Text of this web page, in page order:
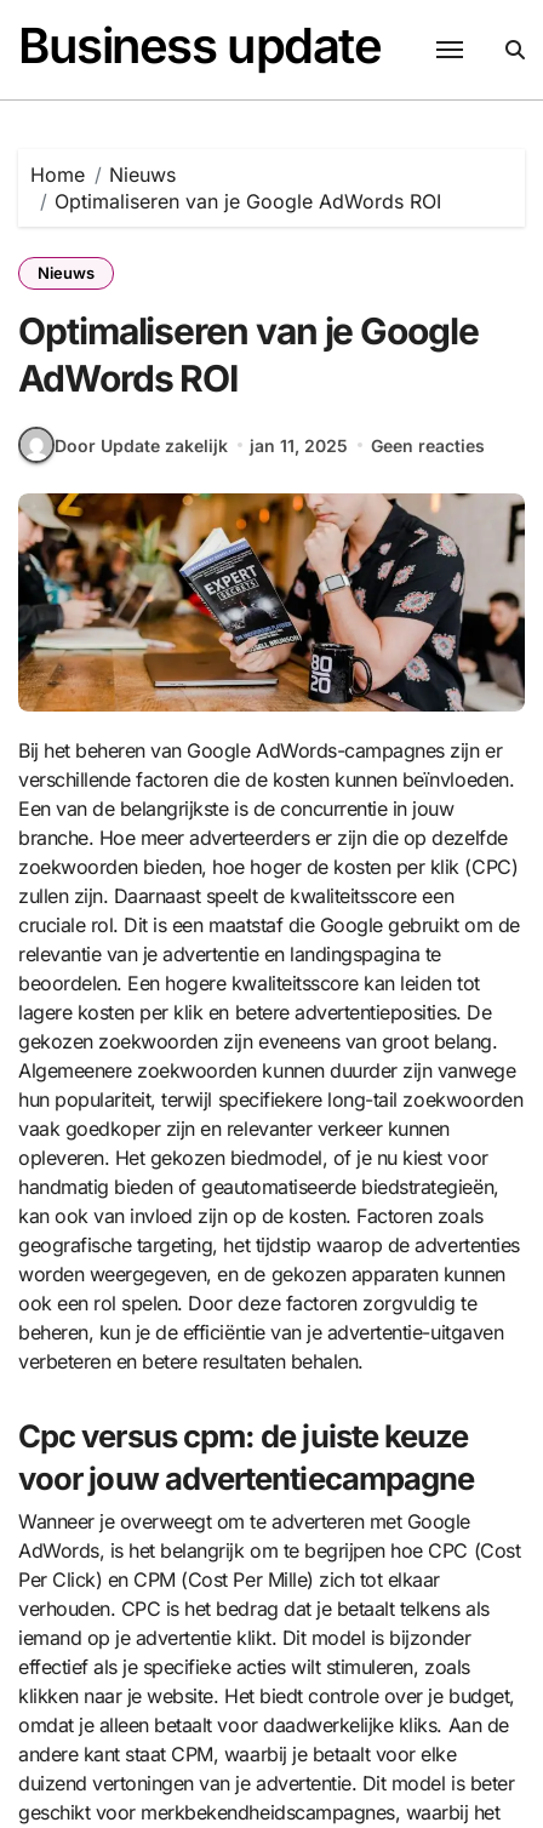
inhoud
Business update
Home
Nieuws
Optimaliseren van je Google AdWords ROI
Nieuws
Optimaliseren van je Google
AdWords ROI
Door Update zakelijk jan 11, 2025 Geen reacties
Bij het beheren van Google AdWords-campagnes zijn er
verschillende factoren die de kosten kunnen beïnvloeden.
Een van de belangrijkste is de concurrentie in jouw
branche. Hoe meer adverteerders er zijn die op dezelfde
zoekwoorden bieden, hoe hoger de kosten per klik (CPC)
zullen zijn. Daarnaast speelt de kwaliteitsscore een
cruciale rol. Dit is een maatstaf die Google gebruikt om de
relevantie van je advertentie en landingspagina te
beoordelen. Een hogere kwaliteitsscore kan leiden tot
lagere kosten per klik en betere advertentieposities. De
gekozen zoekwoorden zijn eveneens van groot belang.
Algemeenere zoekwoorden kunnen duurder zijn vanwege
hun populariteit, terwijl specifiekere long-tail zoekwoorden
vaak goedkoper zijn en relevanter verkeer kunnen
opleveren. Het gekozen biedmodel, of je nu kiest voor
handmatig bieden of geautomatiseerde biedstrategieën,
kan ook van invloed zijn op de kosten. Factoren zoals
geografische targeting, het tijdstip waarop de advertenties
worden weergegeven, en de gekozen apparaten kunnen
ook een rol spelen. Door deze factoren zorgvuldig te
beheren, kun je de efficiëntie van je advertentie-uitgaven
verbeteren en betere resultaten behalen.
Cpc versus cpm: de juiste keuze
voor jouw advertentiecampagne
Wanneer je overweegt om te adverteren met Google
AdWords, is het belangrijk om te begrijpen hoe CPC (Cost
Per Click) en CPM (Cost Per Mille) zich tot elkaar
verhouden. CPC is het bedrag dat je betaalt telkens als
iemand op je advertentie klikt. Dit model is bijzonder
effectief als je specifieke acties wilt stimuleren, zoals
klikken naar je website. Het biedt controle over je budget,
omdat je alleen betaalt voor daadwerkelijke kliks. Aan de
andere kant staat CPM, waarbij je betaalt voor elke
duizend vertoningen van je advertentie. Dit model is beter
geschikt voor merkbekendheidscampagnes, waarbij het